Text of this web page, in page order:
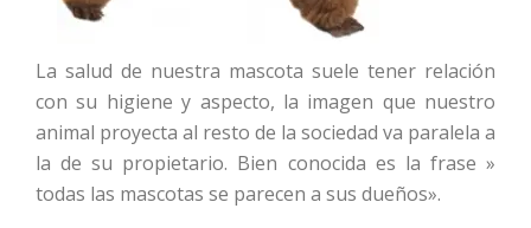
La salud de nuestra mascota suele tener relación
con su higiene y aspecto, la imagen que nuestro
animal proyecta al resto de la sociedad va paralela a
la de su propietario. Bien conocida es la frase »
todas las mascotas se parecen a sus dueños».